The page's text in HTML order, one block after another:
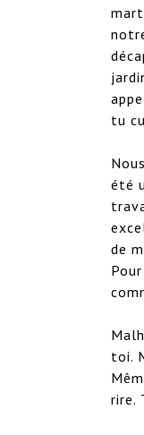
tu
été
de
toi.
rire.